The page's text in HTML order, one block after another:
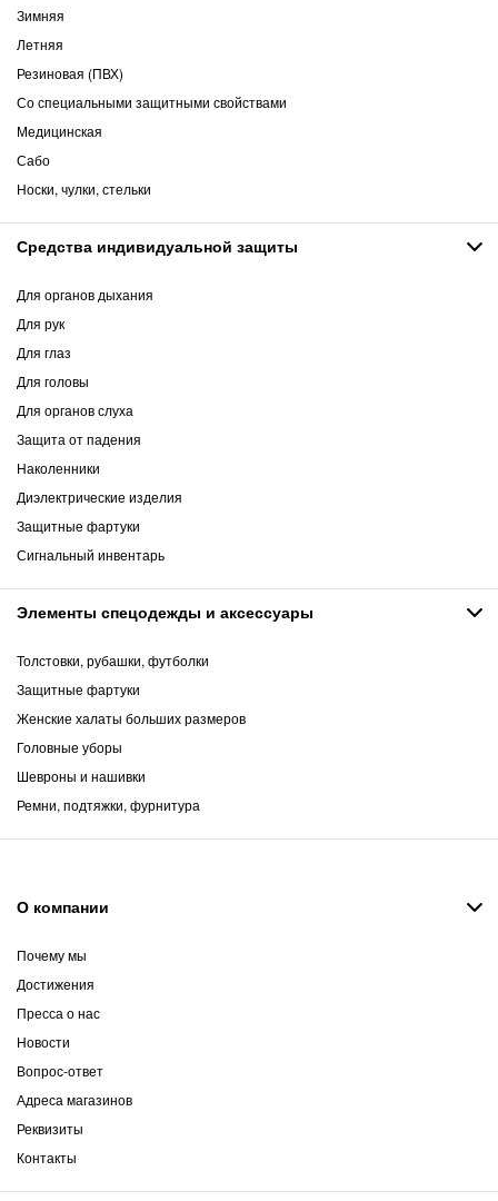
Зимняя
Летняя
Резиновая (ПВХ)
Со специальными защитными свойствами
Медицинская
Сабо
Носки, чулки, стельки
Средства индивидуальной защиты
Для органов дыхания
Для рук
Для глаз
Для головы
Для органов слуха
Защита от падения
Наколенники
Диэлектрические изделия
Защитные фартуки
Сигнальный инвентарь
Элементы спецодежды и аксессуары
Толстовки, рубашки, футболки
Защитные фартуки
Женские халаты больших размеров
Головные уборы
Шевроны и нашивки
Ремни, подтяжки, фурнитура
О компании
Почему мы
Достижения
Пресса о нас
Новости
Вопрос-ответ
Адреса магазинов
Реквизиты
Контакты